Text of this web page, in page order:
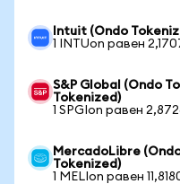
Intuit (Ondo
1 INTUon равен
S&P Global (Ondo
Tokenized)
1 SPGIon равен
MercadoLibre
Tokenized)
1 MELIon равен